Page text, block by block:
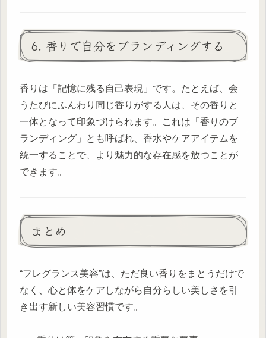
6. 香りで自分をブランディングする
香りは「記憶に残る自己表現」です。たとえば、会
うたびにふんわり同じ香りがする人は、その香りと
一体となって印象づけられます。これは「香りのブ
ランディング」とも呼ばれ、香水やケアアイテムを
統一することで、より魅力的な存在感を放つことが
できます。
まとめ
“フレグランス美容”は、ただ良い香りをまとうだけで
なく、心と体をケアしながら自分らしい美しさを引
き出す新しい美容習慣です。